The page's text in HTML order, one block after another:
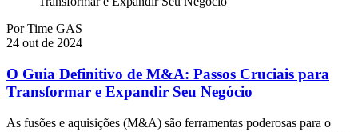
PorTime GAS
24 out de 2024
O Guia Definitivo de M&A: Passos Cruciais para
Transformar e Expandir Seu Negócio
As fusões e aquisições (M&A) são ferramentas poderosas para o